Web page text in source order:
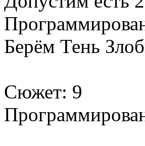
Берём Тень
Сюжет: 9